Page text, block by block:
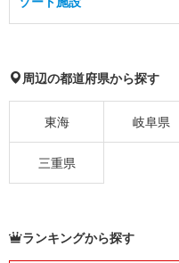
周辺の都道府県から探す
東海 岐阜県
三重県
ランキングから探す